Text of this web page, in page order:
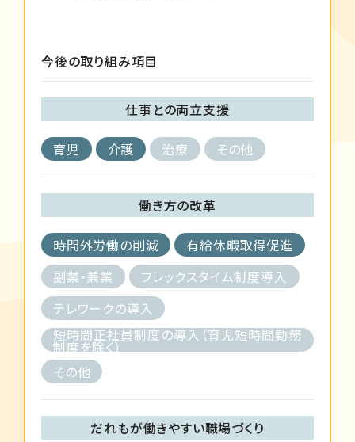
今後の取り組み項目
仕事との両立支援
育児 介護 治療 その他
働き方の改革
時間外労働の削減
有給休暇取得促進
副業・兼業
フレックスタイム制度導入
テレワークの導入
短時間正社員制度の導入（育児短時間勤務
制度を除く）
その他
だれもが働きやすい職場づくり